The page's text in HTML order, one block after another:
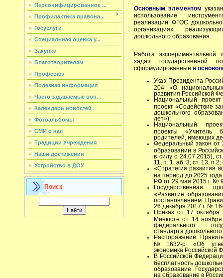
Персонифицированное ...
Профилактика правона...
Госуслуги
Специальная оценка у...
Закупки
Благотворителям
Профсоюз
Полезная информация
Часто задаваемые воп...
Календарь новостей
Фотоальбомы
СМИ о нас
Традиции Учреждения
Наши достижения
Устройство в ДОУ
Поиск
Основным элементом
использование
реализации ФГОС
организациях,
дошкольного образования.
Работа
задач государственной
сформулированные в
Указ Президента
204 «О
развития Российской
Национальный
проект «Содействие
дошкольного
лет»);
Национальный
проекты «Учитель
родителей, имеющих
Федеральный закон
образовании в
в силу с 24.07.2015),
11, п. 1, аб. 3; ст. 13, п 2;
«Стратегия развития
на период до 2025
РФ от 29 мая 2015 г. №
Государственная
«Развитие
постановлением
26 декабря 2017 г. №
Приказ от 17
Минюсте от 14
федерального
стандарта
Распоряжение
№1632-р «Об
экономика Российской
В Российской
бесплатность
образование.
на образование в